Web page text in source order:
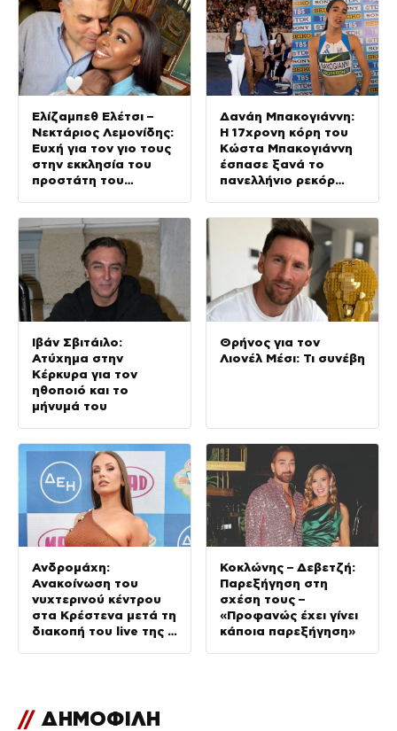
Ελίζαμπεθ Ελέτσι –
Νεκτάριος Λεμονίδης:
Ευχή για τον γιο τους
στην εκκλησία του
προστάτη του
Δανάη Μπακογιάννη:
Η 17χρονη κόρη του
Κώστα Μπακογιάννη
έσπασε ξανά το
πανελλήνιο ρεκόρ
Ιβάν Σβιτάιλο:
Ατύχημα στην
Κέρκυρα για τον
ηθοποιό και το
μήνυμά του
Θρήνος για τον
Λιονέλ Μέσι: Τι συνέβη
Ανδρομάχη:
Ανακοίνωση του
νυχτερινού κέντρου
στα Κρέστενα μετά τη
διακοπή του live της –
Κοκλώνης – Δεβετζή:
Παρεξήγηση στη
σχέση τους –
«Προφανώς έχει γίνει
κάποια παρεξήγηση»
// ΔΗΜΟΦΙΛΗ